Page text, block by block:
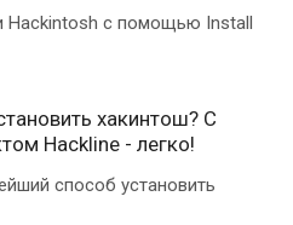
Hackintosh с помощью Install
хакинтош? С
Hackline - легко!
способ установить